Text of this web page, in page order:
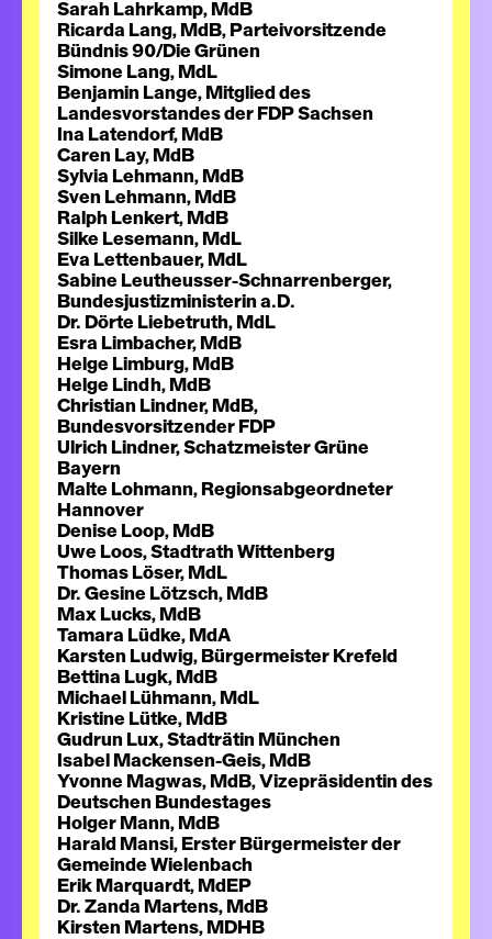
Sarah Lahrkamp, MdB
Ricarda Lang, MdB, Parteivorsitzende
Bündnis 90/Die Grünen
Simone Lang, MdL
Benjamin Lange, Mitglied des
Landesvorstandes der FDP Sachsen
Ina Latendorf, MdB
Caren Lay, MdB
Sylvia Lehmann, MdB
Sven Lehmann, MdB
Ralph Lenkert, MdB
Silke Lesemann, MdL
Eva Lettenbauer, MdL
Sabine Leutheusser-Schnarrenberger,
Bundesjustizministerin a.D.
Dr. Dörte Liebetruth, MdL
Esra Limbacher, MdB
Helge Limburg, MdB
Helge Lindh, MdB
Christian Lindner, MdB,
Bundesvorsitzender FDP
Ulrich Lindner, Schatzmeister Grüne
Bayern
Malte Lohmann, Regionsabgeordneter
Hannover
Denise Loop, MdB
Uwe Loos, Stadtrath Wittenberg
Thomas Löser, MdL
Dr. Gesine Lötzsch, MdB
Max Lucks, MdB
Tamara Lüdke, MdA
Karsten Ludwig, Bürgermeister Krefeld
Bettina Lugk, MdB
Michael Lühmann, MdL
Kristine Lütke, MdB
Gudrun Lux, Stadträtin München
Isabel Mackensen-Geis, MdB
Yvonne Magwas, MdB, Vizepräsidentin des
Deutschen Bundestages
Holger Mann, MdB
Harald Mansi, Erster Bürgermeister der
Gemeinde Wielenbach
Erik Marquardt, MdEP
Dr. Zanda Martens, MdB
Kirsten Martens, MDHB